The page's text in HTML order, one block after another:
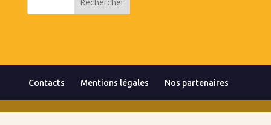
Contacts Mentions légales Nos partenaires